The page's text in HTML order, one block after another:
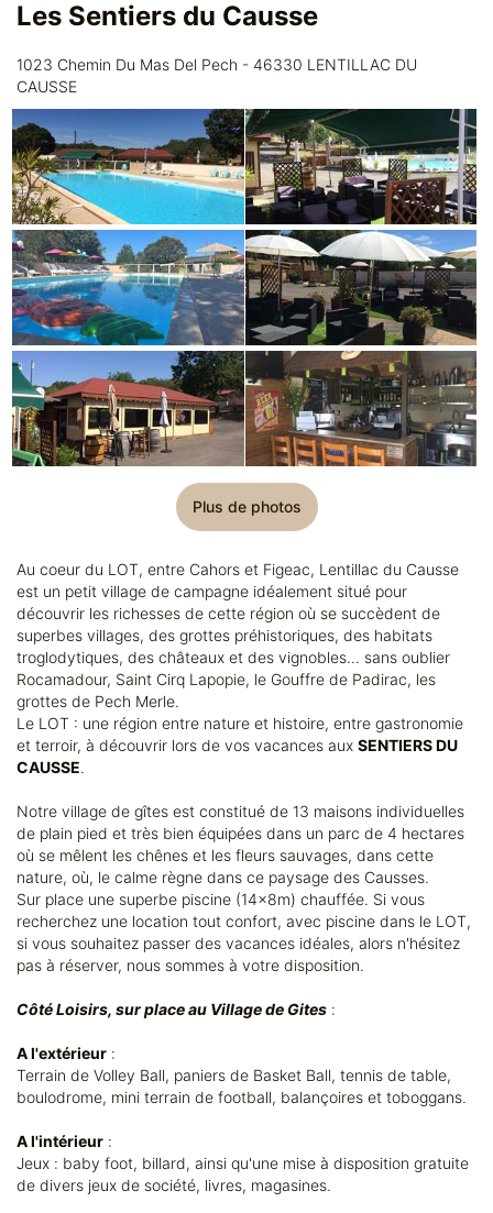
Les Sentiers du Causse
1023 Chemin Du Mas Del Pech - 46330 LENTILLAC DU
CAUSSE
Plus de photos
Au coeur du LOT, entre Cahors et Figeac, Lentillac du Causse
est un petit village de campagne idéalement situé pour
découvrir les richesses de cette région où se succèdent de
superbes villages, des grottes préhistoriques, des habitats
troglodytiques, des châteaux et des vignobles... sans oublier
Rocamadour, Saint Cirq Lapopie, le Gouffre de Padirac, les
grottes de Pech Merle.
Le LOT : une région entre nature et histoire, entre gastronomie
et terroir, à découvrir lors de vos vacances aux SENTIERS DU
CAUSSE.
Notre village de gîtes est constitué de 13 maisons individuelles
de plain pied et très bien équipées dans un parc de 4 hectares
où se mêlent les chênes et les fleurs sauvages, dans cette
nature, où, le calme règne dans ce paysage des Causses.
Sur place une superbe piscine (14x8m) chauffée. Si vous
recherchez une location tout confort, avec piscine dans le LOT,
si vous souhaitez passer des vacances idéales, alors n'hésitez
pas à réserver, nous sommes à votre disposition.
Côté Loisirs, sur place au Village de Gites :
A l'extérieur :
Terrain de Volley Ball, paniers de Basket Ball, tennis de table,
boulodrome, mini terrain de football, balançoires et toboggans.
A l'intérieur :
Jeux : baby foot, billard, ainsi qu'une mise à disposition gratuite
de divers jeux de société, livres, magasines.